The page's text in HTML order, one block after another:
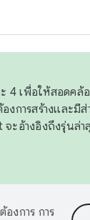
4 เพื่อให้สอดค
การสร้างและมี
จะอ้างอิงถึงรุ่นล่
งการ การ